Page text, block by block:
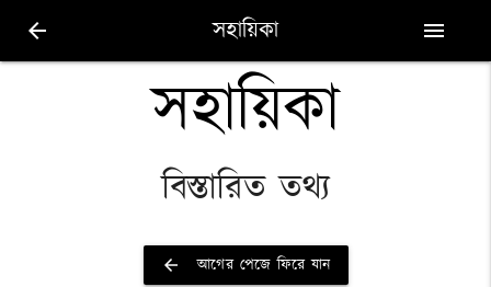
arrow_back সহায়িকা menu
সহায়িকা
বিস্তারিত তথ্য
arrow_back আগের পেজে ফিরে যান